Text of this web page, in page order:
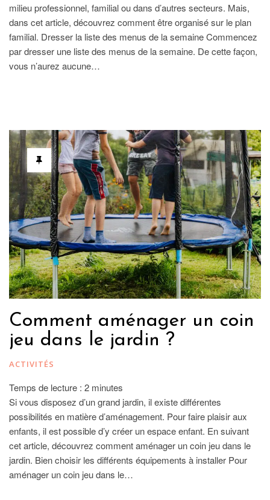
milieu professionnel, familial ou dans d’autres secteurs. Mais,
dans cet article, découvrez comment être organisé sur le plan
familial. Dresser la liste des menus de la semaine Commencez
par dresser une liste des menus de la semaine. De cette façon,
vous n’aurez aucune…
Comment aménager un coin
jeu dans le jardin ?
ACTIVITÉS
Temps de lecture : 2 minutes
Si vous disposez d’un grand jardin, il existe différentes
possibilités en matière d’aménagement. Pour faire plaisir aux
enfants, il est possible d’y créer un espace enfant. En suivant
cet article, découvrez comment aménager un coin jeu dans le
jardin. Bien choisir les différents équipements à installer Pour
aménager un coin jeu dans le…